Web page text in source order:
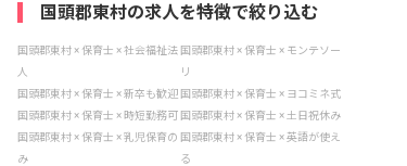
国頭郡東村の求人を特徴で絞り込む
国頭郡東村 × 保育士 × 社会福祉法
人
国頭郡東村 × 保育士 × モンテソー
リ
国頭郡東村 × 保育士 × 新卒も歓迎 国頭郡東村 × 保育士 × ヨコミネ式
国頭郡東村 × 保育士 × 時短勤務可 国頭郡東村 × 保育士 × 土日祝休み
国頭郡東村 × 保育士 × 乳児保育の
み
国頭郡東村 × 保育士 × 英語が使え
る